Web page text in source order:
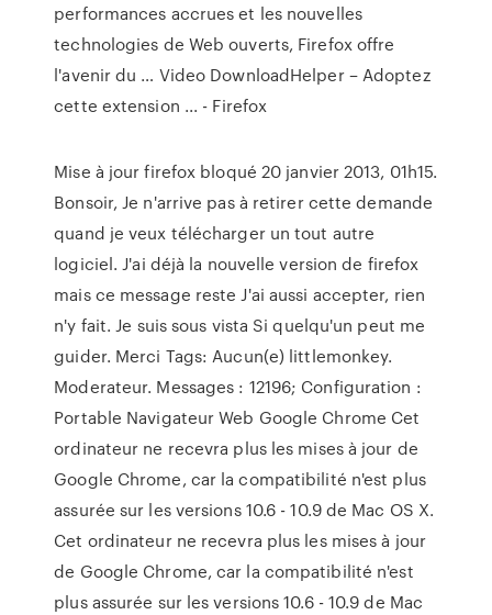
performances accrues et les nouvelles
technologies de Web ouverts, Firefox offre
l'avenir du … Video DownloadHelper – Adoptez
cette extension ... - Firefox
Mise à jour firefox bloqué 20 janvier 2013, 01h15.
Bonsoir, Je n'arrive pas à retirer cette demande
quand je veux télécharger un tout autre
logiciel. J'ai déjà la nouvelle version de firefox
mais ce message reste J'ai aussi accepter, rien
n'y fait. Je suis sous vista Si quelqu'un peut me
guider. Merci Tags: Aucun(e) littlemonkey.
Moderateur. Messages : 12196; Configuration :
Portable Navigateur Web Google Chrome Cet
ordinateur ne recevra plus les mises à jour de
Google Chrome, car la compatibilité n'est plus
assurée sur les versions 10.6 - 10.9 de Mac OS X.
Cet ordinateur ne recevra plus les mises à jour
de Google Chrome, car la compatibilité n'est
plus assurée sur les versions 10.6 - 10.9 de Mac